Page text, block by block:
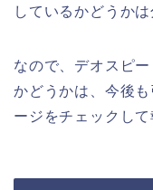
しているかどうか
なので、デオスピ
かどうかは、今後
ージをチェックし